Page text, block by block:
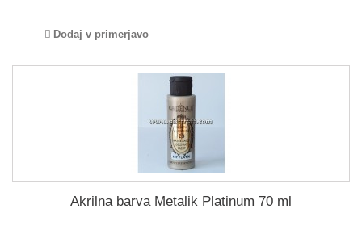
Dodaj v primerjavo
Akrilna barva Metalik Platinum 70 ml